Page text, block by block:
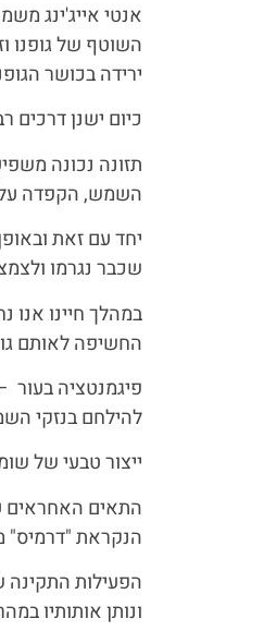
אנטי אייג'ינג
השוטף של גופנו
ירידה בכושר
כיום ישנן דרכים
תזונה נכונה
השמש, הקפדה על
יחד עם זאת
שכבר נגרמו
במהלך חיינו אנו
החשיפה לאותם
פיגמנטציה בעור
להילחם בנזקי
ייצור טבעי של
התאים האחראים
הנקראת "דרמיס"
הפעילות התקינה
ונותן אותותיו